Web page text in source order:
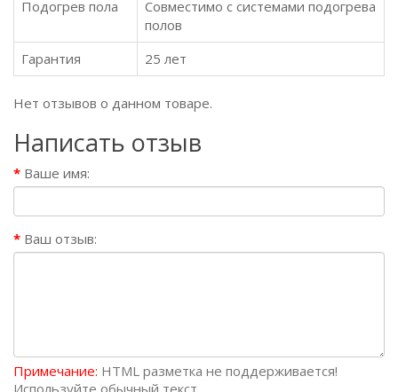
Подогрев пола
Совместимо с системами подогрева
полов
Гарантия
25 лет
Нет отзывов о данном товаре.
Написать отзыв
Ваше имя:
Ваш отзыв:
Примечание: HTML разметка не поддерживается!
Используйте обычный текст.